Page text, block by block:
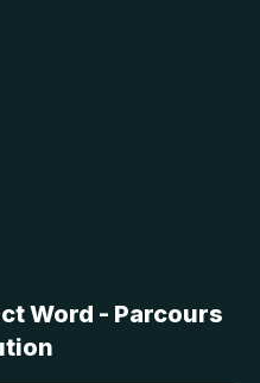
Word - Parcours